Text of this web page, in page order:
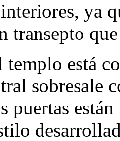
ya
transepto
templo está
sobresale
puertas